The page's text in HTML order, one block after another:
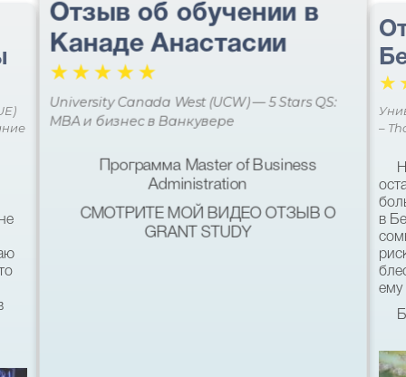
Отзыв об обучении в
Канаде Анастасии
☆☆☆ ☆☆
University Canada West (UCW) — 5 Stars QS:
MBA и бизнес в Ванкувере
Программа Master of Business
Administration
СМОТРИТЕ МОЙ ВИДЕО ОТЗЫВ О
GRANT STUDY
☆
–
в
ему